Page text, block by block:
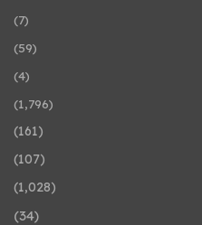
(7)
(59)
(4)
(1٬796)
(161)
(107)
(1٬028)
(34)